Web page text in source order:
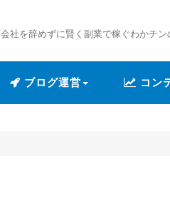
会社を辞めずに賢く副業で稼ぐわかチン
ブログ運営 コン